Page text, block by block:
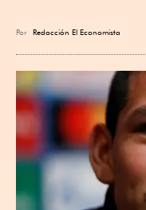
Por Redacción El Economista